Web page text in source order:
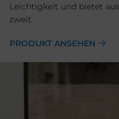
Leichtigkeit und bietet
zweit.
PRODUKT ANSEHEN